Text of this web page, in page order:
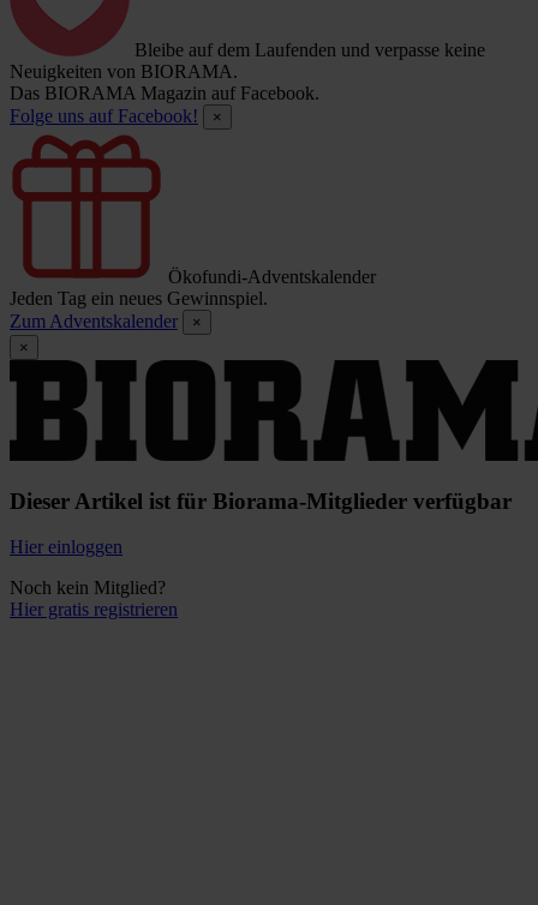
Bleibe auf dem Laufenden und verpasse keine
Neuigkeiten von BIORAMA.
Das BIORAMA Magazin auf Facebook.
Folge uns auf Facebook!
×
Ökofundi-Adventskalender
Jeden Tag ein neues Gewinnspiel.
Zum Adventskalender
×
×
Dieser Artikel ist für Biorama-Mitglieder verfügbar
Hier einloggen
Noch kein Mitglied?
Hier gratis registrieren